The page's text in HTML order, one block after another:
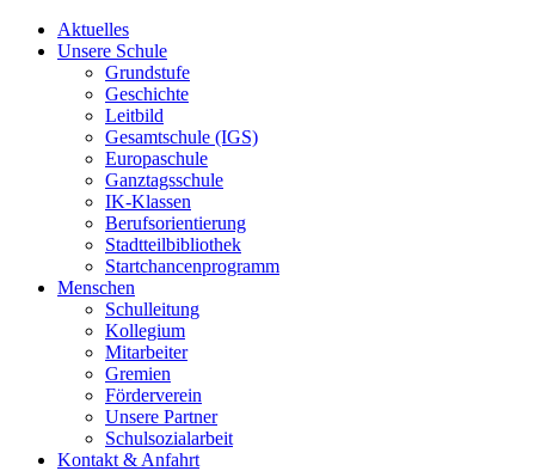
Aktuelles
Unsere Schule
Grundstufe
Geschichte
Leitbild
Gesamtschule (IGS)
Europaschule
Ganztagsschule
IK-Klassen
Berufsorientierung
Stadtteilbibliothek
Startchancenprogramm
Menschen
Schulleitung
Kollegium
Mitarbeiter
Gremien
Förderverein
Unsere Partner
Schulsozialarbeit
Kontakt & Anfahrt